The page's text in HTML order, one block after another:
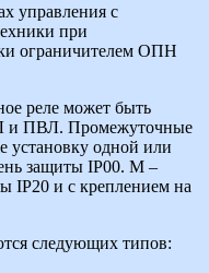
управления с
при
ограничителем ОПН
реле может быть
и ПВЛ. Промежуточные
установку одной или
защиты IP00. М –
IP20 и с креплением на
следующих типов: